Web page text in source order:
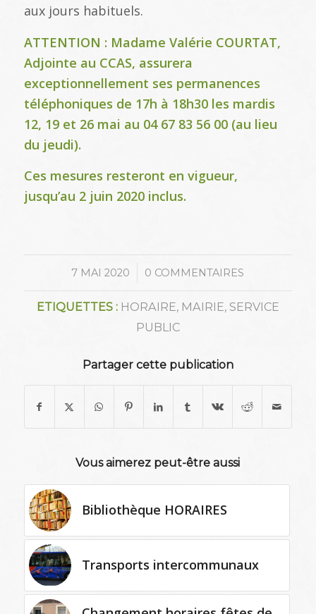
aux jours habituels.
ATTENTION : Madame Valérie COURTAT,
Adjointe au CCAS, assurera
exceptionnellement ses permanences
téléphoniques de 17h à 18h30 les mardis
12, 19 et 26 mai au 04 67 83 56 00 (au lieu
du jeudi).
Ces mesures resteront en vigueur,
jusqu’au 2 juin 2020 inclus.
7 MAI 2020
/ 0 COMMENTAIRES
ETIQUETTES : HORAIRE, MAIRIE, SERVICE
PUBLIC
Partager cette publication
Vous aimerez peut-être aussi
Bibliothèque HORAIRES
Transports intercommunaux